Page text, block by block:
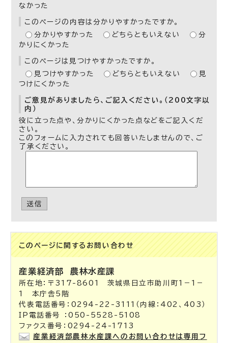
なかった
このページの内容は分かりやすかったですか。
分かりやすかった
どちらともいえない
分
かりにくかった
このページは見つけやすかったですか。
見つけやすかった
どちらともいえない
見
つけにくかった
ご意見がありましたら、ご記入ください。（200文字以
内）
役に立った点や、分かりにくかった点などをご記入くだ
さい。
このフォームに入力されても回答いたしませんので、ご
了承ください。
送信
このページに関する お問い合わせ
産業経済部 農林水産課
所在地：〒317-8601 茨城県日立市助川町1－1－
1 本庁舎5階
代表電話番号：0294-22-3111（内線：402、403）
IP電話番号 ：050-5528-5108
ファクス番号：0294-24-1713
産業経済部農林水産課へのお問い合わせは専用フ